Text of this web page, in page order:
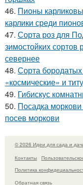
46. Пионы
карлики среди
47. Сорта роз для
зимостойких сортов
севернее
48. Сорта
«космические» и
49. Гибискус
50. Посадка
посев моркови
© 2026 Идеи для сада и
Контакты
Политика
Обратная связь